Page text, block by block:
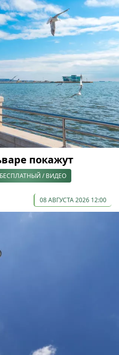
покажут
/ ВИДЕО
08 АВГУСТА 2026 12:00